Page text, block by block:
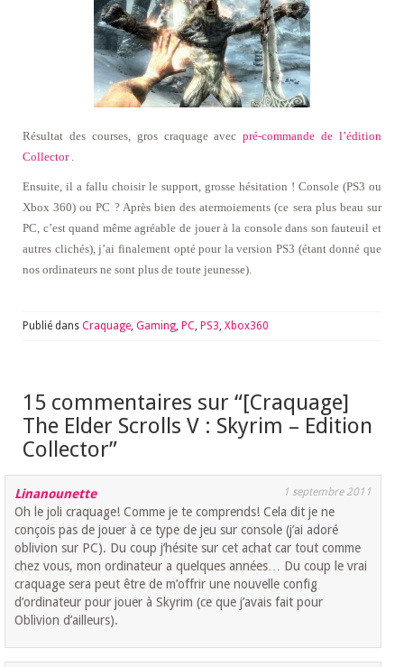
Résultat des courses, gros craquage avecpré-commande de l’édition
Collector.
Ensuite, il a fallu choisir le support, grosse hésitation ! Console (PS3 ou
Xbox 360) ou PC ? Après bien des atermoiements (ce sera plus beau sur
PC, c’est quand même agréable de jouer à la console dans son fauteuil et
autres clichés), j’ai finalement opté pour la version PS3 (étant donné que
nos ordinateurs ne sont plus de toute jeunesse).
Publié dans Craquage Gaming PC PS3 Xbox360
15 commentaires sur “[Craquage]
The Elder Scrolls V : Skyrim – Edition
Collector”
Linanounette 1 septembre 2011
Oh le joli craquage! Comme je te comprends! Cela dit je ne
conçois pas de jouer à ce type de jeu sur console (j’ai adoré
oblivion sur PC). Du coup j’hésite sur cet achat car tout comme
chez vous, mon ordinateur a quelques années… Du coup le vrai
craquage sera peut être de m’offrir une nouvelle config
d’ordinateur pour jouer à Skyrim (ce que j’avais fait pour
Oblivion d’ailleurs).